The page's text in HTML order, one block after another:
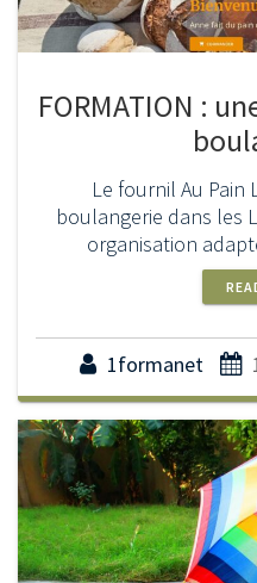
FORMATION :
Le fournil Au
boulangerie dans les
organisation
1formanet